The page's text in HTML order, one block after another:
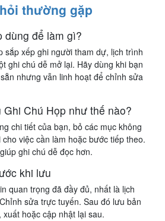
thường gặp
dùng để làm gì?
sắp xếp ghi người tham dự, lịch trình
ghi chú dễ mở lại. Hãy dùng khi bạn
nhưng vẫn linh hoạt để chỉnh sửa
Chú Họp như thế nào?
chi tiết của bạn, bỏ các mục không
việc cần làm hoặc bước tiếp theo.
ghi chú dễ đọc hơn.
khi lưu
quan trọng đã đầy đủ, nhất là lịch
sửa trực tuyến. Sau đó lưu bản
hoặc cập nhật lại sau.